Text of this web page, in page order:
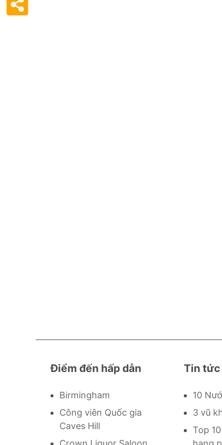
Điểm đến hấp dẫn
Birmingham
Công viên Quốc gia
Caves Hill
Tin tức
10
3 vũ
Top